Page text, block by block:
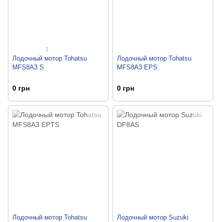
1
Лодочный мотор Tohatsu
MFS8A3 S
0 грн
Лодочный мотор Tohatsu
MFS8A3 EPS
0 грн
Лодочный мотор Tohatsu
Лодочный мотор Suzuki